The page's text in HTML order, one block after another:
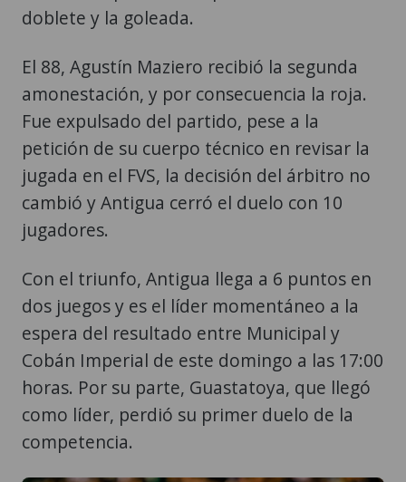
doblete y la goleada.
El 88, Agustín Maziero recibió la segunda
amonestación, y por consecuencia la roja.
Fue expulsado del partido, pese a la
petición de su cuerpo técnico en revisar la
jugada en el FVS, la decisión del árbitro no
cambió y Antigua cerró el duelo con 10
jugadores.
Con el triunfo, Antigua llega a 6 puntos en
dos juegos y es el líder momentáneo a la
espera del resultado entre Municipal y
Cobán Imperial de este domingo a las 17:00
horas. Por su parte, Guastatoya, que llegó
como líder, perdió su primer duelo de la
competencia.